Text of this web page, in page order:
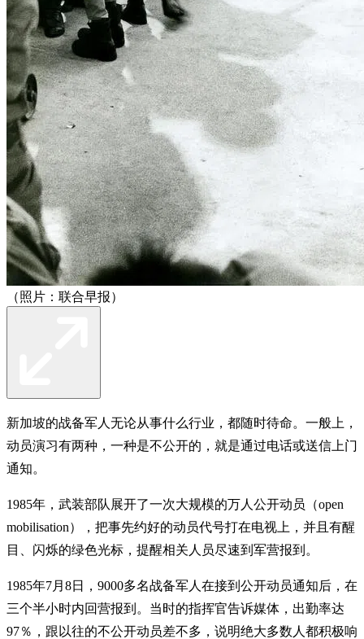
（照片：联合早报）
新加坡的战备军人无论从事什么行业，都随时待命。一般上，
动员演习有两种，一种是不公开的，就是通过电话或送信上门
通知。
1985年，武装部队展开了一次大规模的万人公开动员（open
mobilisation），把事先约好的动员代号打在电视上，并且有醒
目、闪烁的绿色光标，提醒相关人员尽速到军营报到。
1985年7月8日，9000多名战备军人在接到公开动员通知后，在
三个半小时内回营报到。当时的指挥官告诉媒体，出勤率达
97％，跟以往的不公开动员差不多，说明绝大多数人都积极响